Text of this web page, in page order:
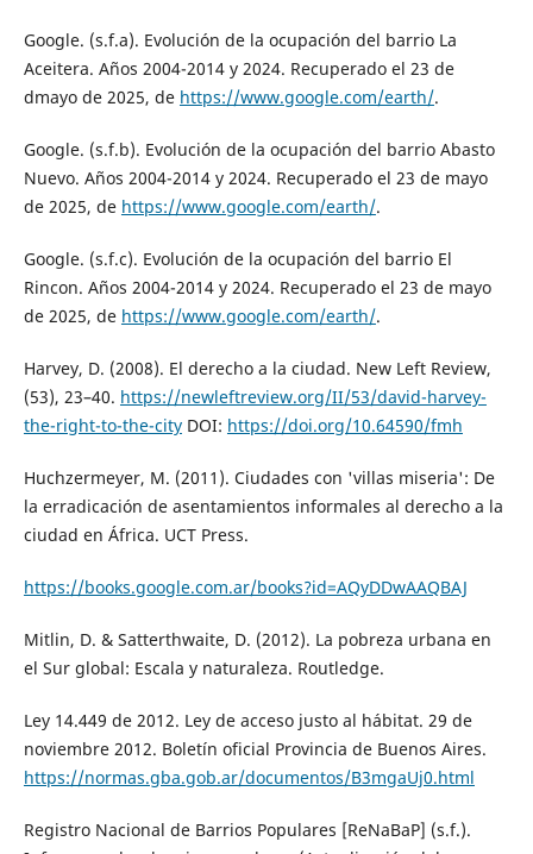
Google. (s.f.a). Evolución de la ocupación del barrio La
Aceitera. Años 2004-2014 y 2024. Recuperado el 23 de
dmayo de 2025, de https://www.google.com/earth/.
Google. (s.f.b). Evolución de la ocupación del barrio Abasto
Nuevo. Años 2004-2014 y 2024. Recuperado el 23 de mayo
de 2025, de https://www.google.com/earth/.
Google. (s.f.c). Evolución de la ocupación del barrio El
Rincon. Años 2004-2014 y 2024. Recuperado el 23 de mayo
de 2025, de https://www.google.com/earth/.
Harvey, D. (2008). El derecho a la ciudad. New Left Review,
(53), 23–40. https://newleftreview.org/II/53/david-harvey-
the-right-to-the-cityDOI: https://doi.org/10.64590/fmh
Huchzermeyer, M. (2011). Ciudades con 'villas miseria': De
la erradicación de asentamientos informales al derecho a la
ciudad en África. UCT Press.
https://books.google.com.ar/books?id=AQyDDwAAQBAJ
Mitlin, D. & Satterthwaite, D. (2012). La pobreza urbana en
el Sur global: Escala y naturaleza. Routledge.
Ley 14.449 de 2012. Ley de acceso justo al hábitat. 29 de
noviembre 2012. Boletín oficial Provincia de Buenos Aires.
https://normas.gba.gob.ar/documentos/B3mgaUj0.html
Registro Nacional de Barrios Populares [ReNaBaP] (s.f.).